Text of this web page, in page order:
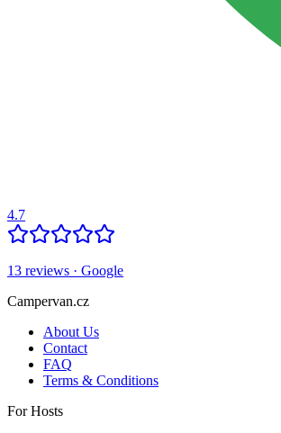
4.7
13 reviews · Google
Campervan.cz
About Us
Contact
FAQ
Terms & Conditions
For Hosts